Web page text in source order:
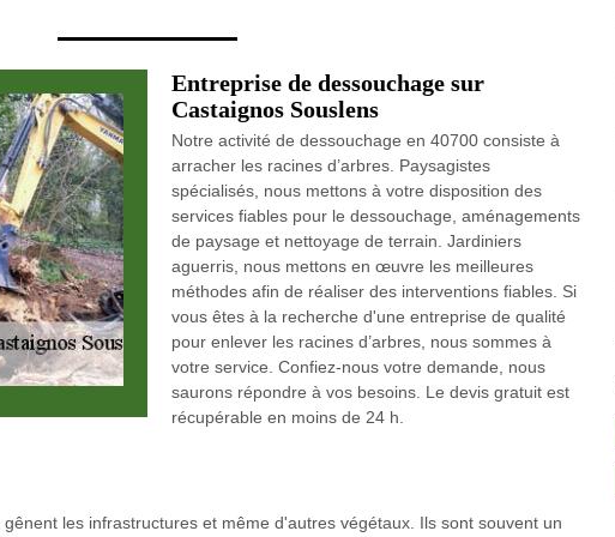
Entreprise de dessouchage sur
Castaignos Souslens
Notre activité de dessouchage en 40700 consiste à
arracher les racines d’arbres. Paysagistes
spécialisés, nous mettons à votre disposition des
services fiables pour le dessouchage, aménagements
de paysage et nettoyage de terrain. Jardiniers
aguerris, nous mettons en œuvre les meilleures
méthodes afin de réaliser des interventions fiables. Si
vous êtes à la recherche d'une entreprise de qualité
pour enlever les racines d’arbres, nous sommes à
votre service. Confiez-nous votre demande, nous
saurons répondre à vos besoins. Le devis gratuit est
récupérable en moins de 24 h.
les infrastructures et même d'autres végétaux. Ils sont souvent un